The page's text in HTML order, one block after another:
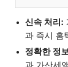
신속 처리:
과 즉시 홈
정확한 정
과 가산세